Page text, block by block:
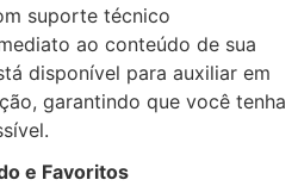
suporte técnico
ao conteúdo de sua
disponível para auxiliar em
garantindo que você tenha
e Favoritos